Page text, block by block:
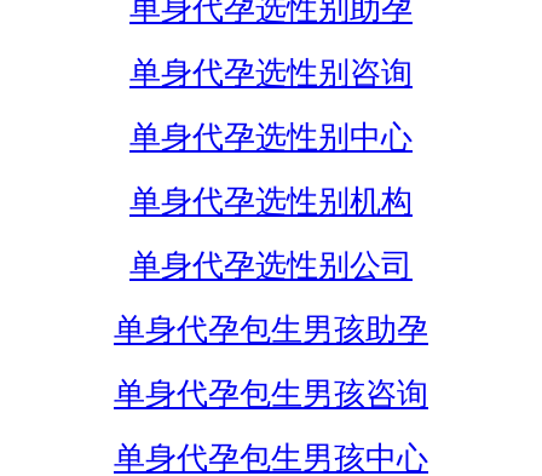
单身代孕选性别助孕
单身代孕选性别咨询
单身代孕选性别中心
单身代孕选性别机构
单身代孕选性别公司
单身代孕包生男孩助孕
单身代孕包生男孩咨询
单身代孕包生男孩中心